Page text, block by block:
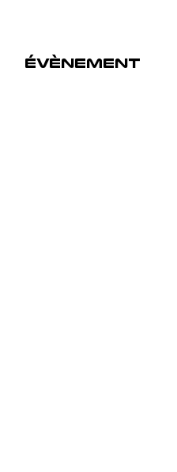
ÉVÈNEMENT